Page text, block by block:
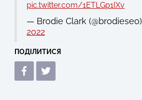
pic.twitter.com/1ETLGp1IXv
— Brodie Clark (@brodieseo)
2022
ПОДІЛИТИСЯ